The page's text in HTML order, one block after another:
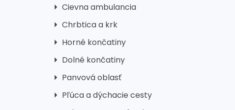
Cievna ambulancia
Chrbtica a krk
Horné končatiny
Dolné končatiny
Panvová oblasť
Pľúca a dýchacie cesty